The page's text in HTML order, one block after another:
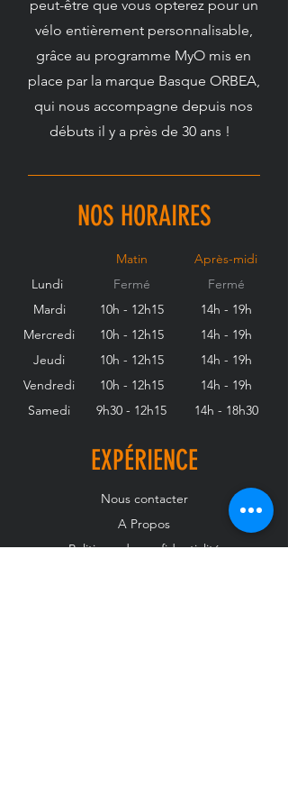
peut-être que vous opterez pour un
vélo entièrement personnalisable,
grâce au programme MyO mis en
place par la marque Basque ORBEA,
qui nous accompagne depuis nos
débuts il y a près de 30 ans !
NOS HORAIRES
Lundi
Mardi
Mercredi
Jeudi
Vendredi
Samedi
Matin
Fermé
10h - 12h15
10h - 12h15
10h - 12h15
10h - 12h15
9h30 - 12h15
Après-midi
Fermé
14h - 19h
14h - 19h
14h - 19h
14h - 19h
14h - 18h30
EXPÉRIENCE
Nous contacter
A Propos
Politique de confidentialité